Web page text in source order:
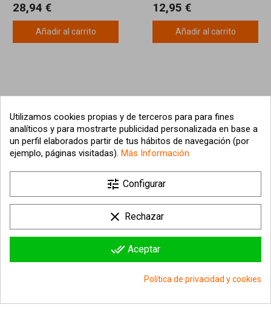
28,94 €
Añadir al carrito
12,95 €
Añadir al carrito
Información sobre la tienda 
Utilizamos cookies propias y de terceros para para fines
analíticos y para mostrarte publicidad personalizada en base a
un perfil elaborados partir de tus hábitos de navegación (por
ejemplo, páginas visitadas). Más Información
tune Configurar
clear Rechazar
done_all Aceptar
Política de privacidad y cookies